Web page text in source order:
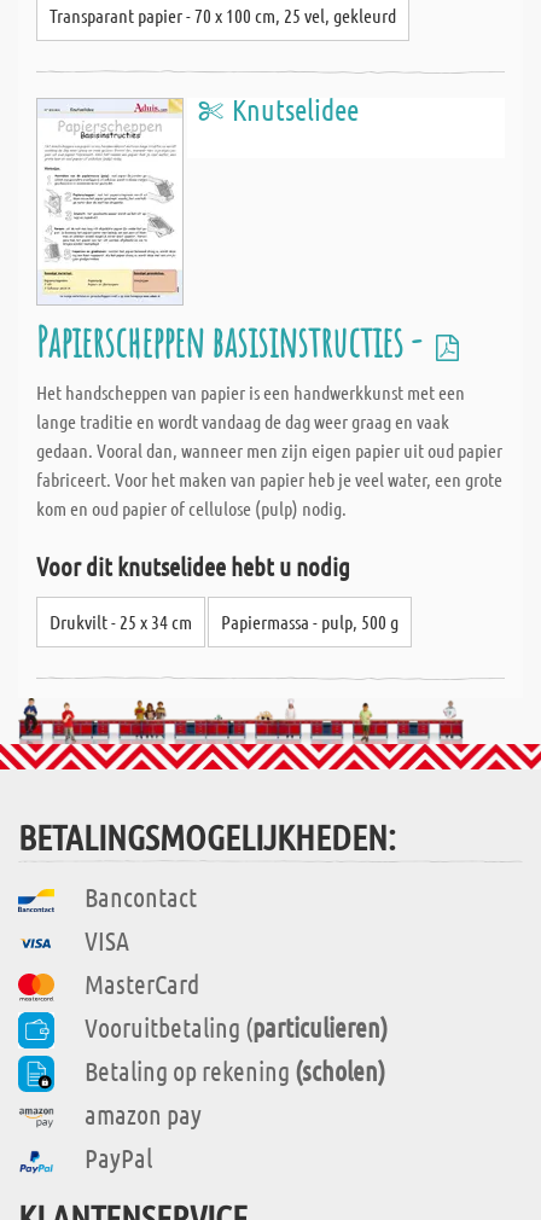
Transparant papier - 70 x 100 cm, 25 vel, gekleurd
Knutselidee
Papierscheppen basisinstructies -
Het handscheppen van papier is een handwerkkunst met een
lange traditie en wordt vandaag de dag weer graag en vaak
gedaan. Vooral dan, wanneer men zijn eigen papier uit oud papier
fabriceert. Voor het maken van papier heb je veel water, een grote
kom en oud papier of cellulose (pulp) nodig.
Voor dit knutselidee hebt u nodig
Drukvilt - 25 x 34 cm Papiermassa - pulp, 500 g
BETALINGSMOGELIJKHEDEN:
Bancontact
VISA
MasterCard
Vooruitbetaling (particulieren)
Betaling op rekening (scholen)
amazon pay
PayPal